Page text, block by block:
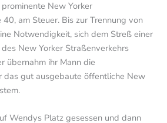
New Yorker
am Steuer. Bis zur Trennung von
Notwendigkeit, sich dem Streß einer
New Yorker Straßenverkehrs
übernahm ihr Mann die
das gut ausgebaute öffentliche New
Wendys Platz gesessen und dann